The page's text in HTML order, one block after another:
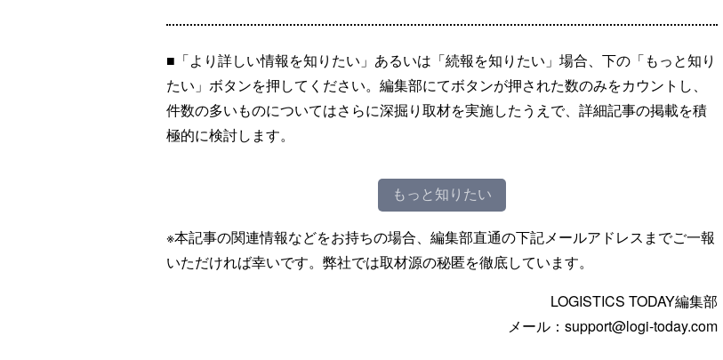
■「より詳しい情報を知りたい」あるいは「続報を知りたい」場合、下の「もっと知り
たい」ボタンを押してください。編集部にてボタンが押された数のみをカウントし、
件数の多いものについてはさらに深掘り取材を実施したうえで、詳細記事の掲載を積
極的に検討します。
もっと知りたい
※本記事の関連情報などをお持ちの場合、編集部直通の下記メールアドレスまでご一報
いただければ幸いです。弊社では取材源の秘匿を徹底しています。
LOGISTICS TODAY編集部
メール：support@logi-today.com